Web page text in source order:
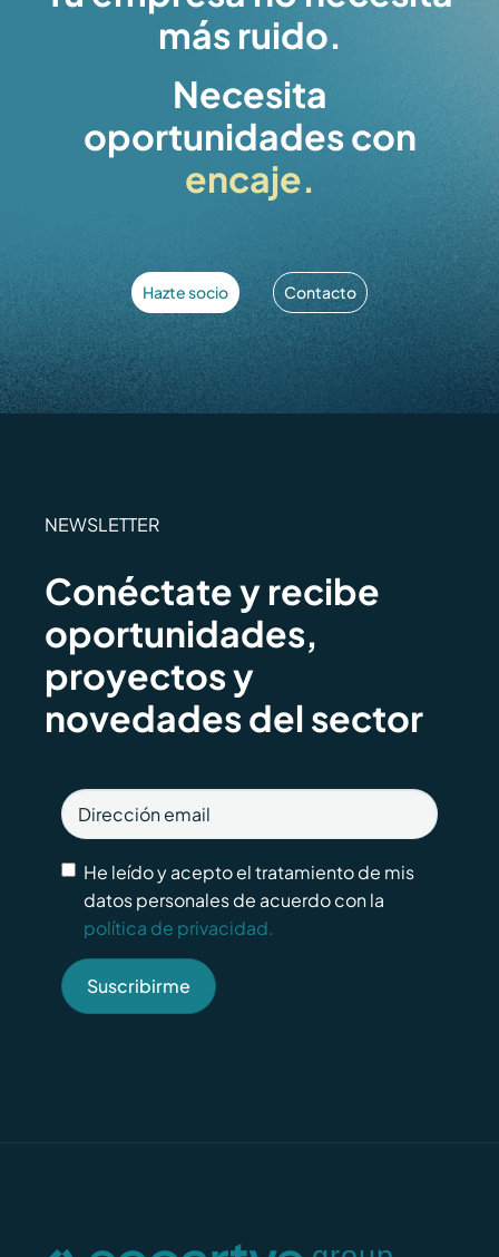
más ruido.
Necesita
oportunidades con
encaje.
Hazte socio Contacto
NEWSLETTER
Conéctate y recibe
oportunidades,
proyectos y
novedades del sector
He leído y acepto el tratamiento de mis
datos personales de acuerdo con la
política de privacidad.
Suscribirme